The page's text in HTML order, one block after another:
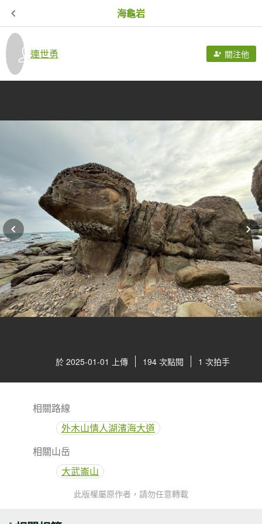
海龜岩
連世勇 關注他
於 2025-01-01 上傳 194 次點閱 1 次拍手
相關路線
外木山情人湖濱海大道
相關山岳
大武崙山
此版權屬原作者，請勿任意轉載